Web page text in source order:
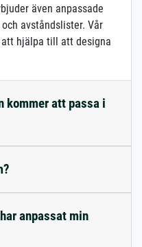
även anpassade
avståndslister. Vår
hjälpa till att designa
kommer att passa i
anpassat min